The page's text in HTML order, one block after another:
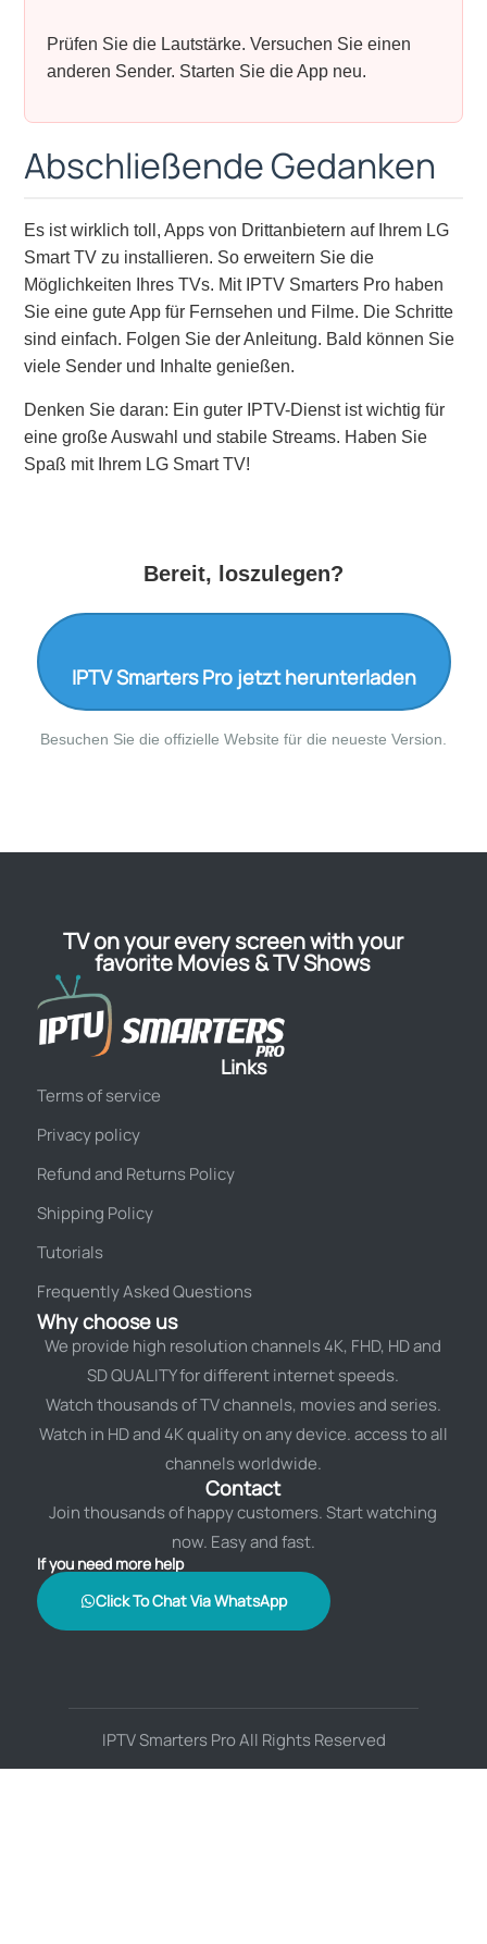
Prüfen Sie die Lautstärke. Versuchen Sie einen
anderen Sender. Starten Sie die App neu.
Abschließende Gedanken
Es ist wirklich toll, Apps von Drittanbietern auf Ihrem LG
Smart TV zu installieren. So erweitern Sie die
Möglichkeiten Ihres TVs. Mit IPTV Smarters Pro haben
Sie eine gute App für Fernsehen und Filme. Die Schritte
sind einfach. Folgen Sie der Anleitung. Bald können Sie
viele Sender und Inhalte genießen.
Denken Sie daran: Ein guter IPTV-Dienst ist wichtig für
eine große Auswahl und stabile Streams. Haben Sie
Spaß mit Ihrem LG Smart TV!
Bereit, loszulegen?
IPTV Smarters Pro jetzt herunterladen
Besuchen Sie die offizielle Website für die neueste Version.
TV on your every screen with your
favorite Movies & TV Shows
Links
Terms of service
Privacy policy
Refund and Returns Policy
Shipping Policy
Tutorials
Frequently Asked Questions
Why choose us
We provide high resolution channels 4K, FHD, HD and
SD QUALITY for different internet speeds.
Watch thousands of TV channels, movies and series.
Watch in HD and 4K quality on any device. access to all
channels worldwide.
Contact
Join thousands of happy customers. Start watching
now. Easy and fast.
If you need more help
Click To Chat Via WhatsApp
IPTV Smarters Pro All Rights Reserved